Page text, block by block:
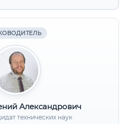
Александрович
технических наук